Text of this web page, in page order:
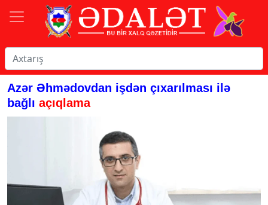
Azər Əhmədovdan işdən çıxarılması ilə
bağlı açıqlama